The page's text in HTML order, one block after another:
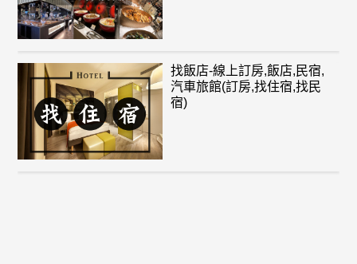
找飯店-線上訂房,飯店,民宿,
汽車旅館(訂房,找住宿,找民
宿)